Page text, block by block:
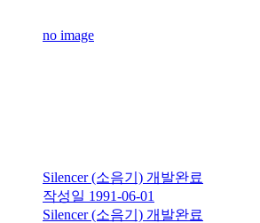
no image
Silencer (소음기) 개발완료
작성일 1991-06-01
Silencer (소음기) 개발완료